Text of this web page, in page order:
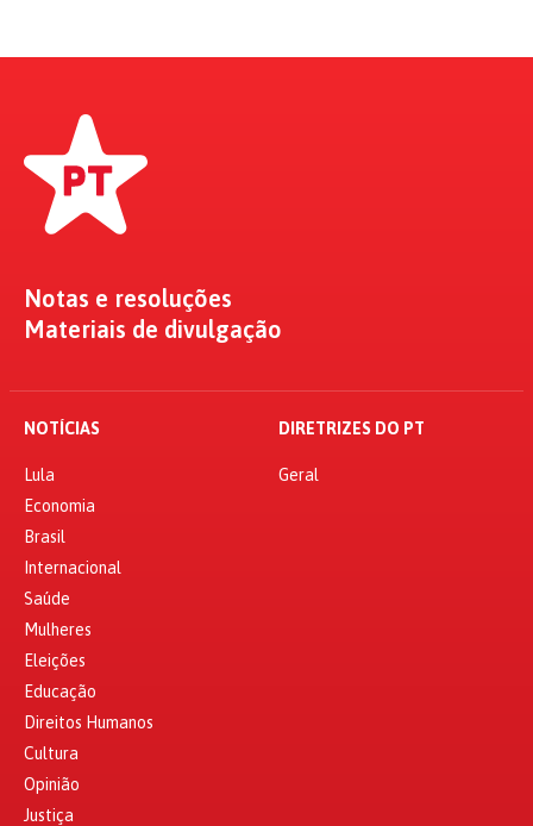
Notas e resoluções
Materiais de divulgação
NOTÍCIAS
Lula
Economia
Brasil
Internacional
Saúde
Mulheres
Eleições
Educação
Direitos Humanos
Cultura
Opinião
Justiça
DIRETRIZES DO PT
Geral